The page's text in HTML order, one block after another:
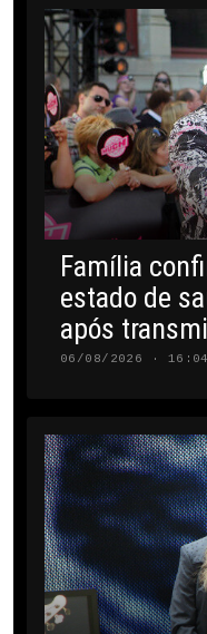
Família
estado de
após
06/08/2026 · 16:04